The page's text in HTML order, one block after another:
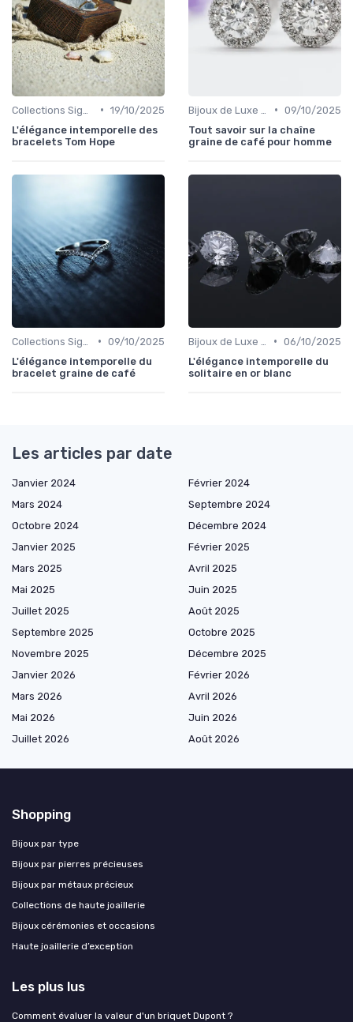
• 19/10/2025
L'élégance intemporelle des
bracelets Tom Hope
• 09/10/2025
Tout savoir sur la chaîne
graine de café pour homme
• 09/10/2025
L'élégance intemporelle du
bracelet graine de café
• 06/10/2025
L'élégance intemporelle du
solitaire en or blanc
Les articles par date
Janvier 2024
Février 2024
Mars 2024
Septembre 2024
Octobre 2024
Décembre 2024
Janvier 2025
Février 2025
Mars 2025
Avril 2025
Mai 2025
Juin 2025
Juillet 2025
Août 2025
Septembre 2025
Octobre 2025
Novembre 2025
Décembre 2025
Janvier 2026
Février 2026
Mars 2026
Avril 2026
Mai 2026
Juin 2026
Juillet 2026
Août 2026
Shopping
Bijoux par type
Bijoux par pierres précieuses
Bijoux par métaux précieux
Collections de haute joaillerie
Bijoux cérémonies et occasions
Haute joaillerie d’exception
Les plus lus
Comment évaluer la valeur d'un briquet Dupont ?